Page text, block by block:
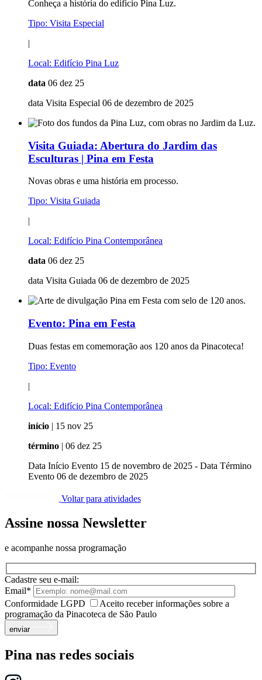
Conheça a história do edifício Pina Luz.
Tipo: Visita Especial
|
Local: Edifício Pina Luz
data 06 dez 25
data Visita Especial 06 de dezembro de 2025
Visita Guiada: Abertura do Jardim das
Esculturas | Pina em Festa
Novas obras e uma história em processo.
Tipo: Visita Guiada
|
Local: Edifício Pina Contemporânea
data 06 dez 25
data Visita Guiada 06 de dezembro de 2025
Evento: Pina em Festa
Duas festas em comemoração aos 120 anos da Pinacoteca!
Tipo: Evento
|
Local: Edifício Pina Contemporânea
início | 15 nov 25
término | 06 dez 25
Data Início Evento 15 de novembro de 2025 - Data Término
Evento 06 de dezembro de 2025
Voltar para atividades
Assine nossa Newsletter
e acompanhe nossa programação
Cadastre seu e-mail:
Email*
Conformidade LGPD
Aceito receber informações sobre a
programação da Pinacoteca de São Paulo
enviar
Pina nas redes sociais